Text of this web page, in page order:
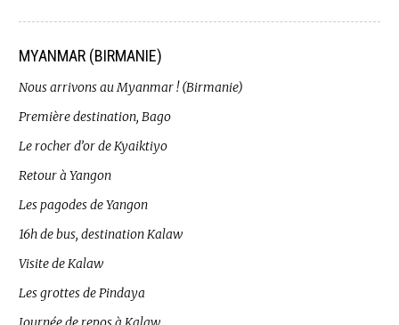
MYANMAR (BIRMANIE)
Nous arrivons au Myanmar ! (Birmanie)
Première destination, Bago
Le rocher d’or de Kyaiktiyo
Retour à Yangon
Les pagodes de Yangon
16h de bus, destination Kalaw
Visite de Kalaw
Les grottes de Pindaya